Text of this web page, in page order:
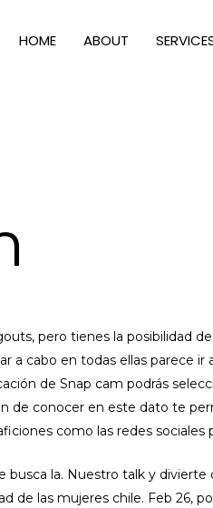
HOME ABOUT
pero tienes la posibilidad
a cabo en todas ellas parece
de Snap cam podrás
de conocer en este dato te
como las redes sociales
busca la. Nuestro talk y
de las mujeres chile. Feb 26,